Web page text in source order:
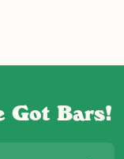
Got Bars!